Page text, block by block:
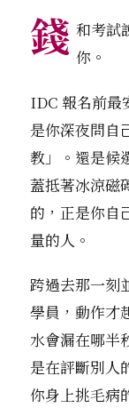
錢 和考試
你。
IDC 報名前
是你深夜問自
教」。還是候
蓋抵著冰涼磁
的，正是你自
量的人。
跨過去那一刻
學員，動作才
水會漏在哪半
是在評斷別人
你身上挑毛病